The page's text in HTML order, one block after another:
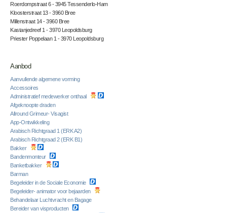
Roerdompstraat 6 - 3945 Tessenderlo-Ham
Kloosterstraat 13 - 3960 Bree
Millenstraat 14 - 3960 Bree
Kastanjedreef 1 - 3970 Leopoldsburg
Priester Poppelaan 1 - 3970 Leopoldsburg
Aanbod
Aanvullende algemene vorming
Accessoires
Administratief medewerker onthaal
Afgeknoopte draden
Allround Grimeur- Visagist
App-Ontwikkeling
Arabisch Richtgraad 1 (ERK A2)
Arabisch Richtgraad 2 (ERK B1)
Bakker
Bandenmonteur
Banketbakker
Barman
Begeleider in de Sociale Economie
Begeleider- animator voor bejaarden
Behandelaar Luchtvracht en Bagage
Bereider van visproducten